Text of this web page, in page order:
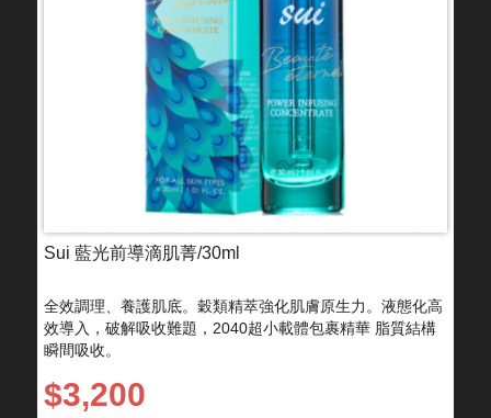
Sui 藍光前導滴肌菁/30ml
全效調理、養護肌底。穀類精萃強化肌膚原生力。液態化高
效導入，破解吸收難題，2040超小載體包裹精華 脂質結構
瞬間吸收。
$3,200